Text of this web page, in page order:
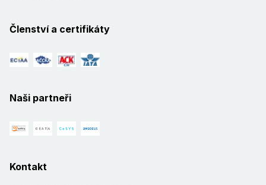
Členství a certifikáty
Naši partneři
Kontakt